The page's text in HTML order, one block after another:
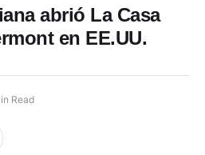
abrió La Casa
en EE.UU.
Read